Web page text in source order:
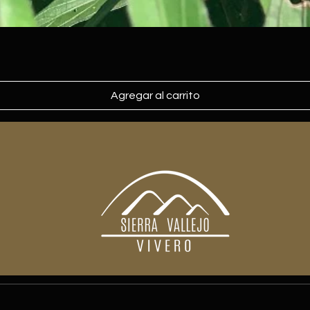
Agregar al carrito